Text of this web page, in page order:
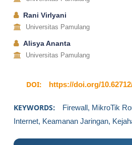
Rani Virlyani
Universitas Pamulang
Alisya Ananta
Universitas Pamulang
DOI: https://doi.org/
KEYWORDS:
Firewall, MikroTik
Internet, Keamanan Jaringan,